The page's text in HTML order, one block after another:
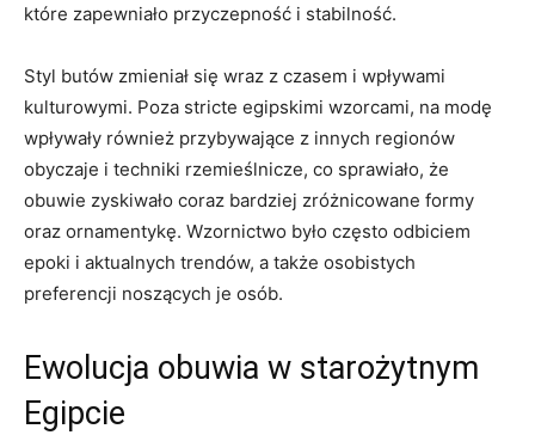
które zapewniało przyczepność i stabilność.
Styl butów ⁢zmieniał się wraz z czasem i wpływami
kulturowymi. Poza stricte egipskimi wzorcami, ​na⁣ modę
wpływały również przybywające z innych regionów
obyczaje i techniki rzemieślnicze,⁢ co sprawiało, że
obuwie⁣ zyskiwało⁢ coraz bardziej zróżnicowane formy
oraz⁢ ornamentykę. ⁢Wzornictwo było często odbiciem
epoki i‌ aktualnych trendów, a⁤ także osobistych
preferencji noszących je osób.
Ewolucja obuwia‍ w⁣ starożytnym
Egipcie